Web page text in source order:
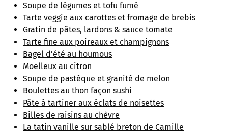
Soupe de légumes et tofu fumé
Tarte veggie aux carottes et fromage de brebis
Gratin de pâtes, lardons & sauce tomate
Tarte fine aux poireaux et champignons
Bagel d’été au houmous
Moelleux au citron
Soupe de pastèque et granité de melon
Boulettes au thon façon sushi
Pâte à tartiner aux éclats de noisettes
Billes de raisins au chèvre
La tatin vanille sur sablé breton de Camille